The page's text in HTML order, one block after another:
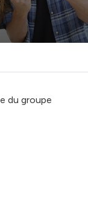
du groupe